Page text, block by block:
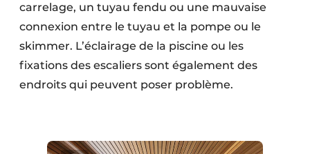
carrelage, un tuyau fendu ou une mauvaise
connexion entre le tuyau et la pompe ou le
skimmer. L’éclairage de la piscine ou les
fixations des escaliers sont également des
endroits qui peuvent poser problème.